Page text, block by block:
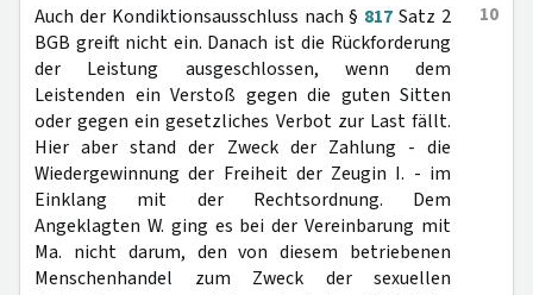
10
Auch der Kondiktionsausschluss nach § 817 Satz 2
BGB greift nicht ein. Danach ist die Rückforderung
der Leistung ausgeschlossen, wenn dem
Leistenden ein Verstoß gegen die guten Sitten
oder gegen ein gesetzliches Verbot zur Last fällt.
Hier aber stand der Zweck der Zahlung - die
Wiedergewinnung der Freiheit der Zeugin I. - im
Einklang mit der Rechtsordnung. Dem
Angeklagten W. ging es bei der Vereinbarung mit
Ma. nicht darum, den von diesem betriebenen
Menschenhandel zum Zweck der sexuellen